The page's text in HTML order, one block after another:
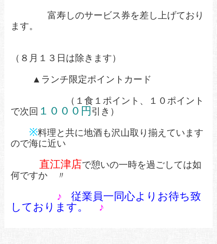
富寿しのサービス券を差し上げており
ます。
（８月１３日は除きます）
▲ランチ限定ポイントカード
（１食１ポイント、１０ポイント
で次回 １０００円 引き）
※料理と共に地酒も沢山取り揃えています
ので海に近い
直江津店で憩いの一時を過ごしては如
何ですか 〃
♪
従業員一同心よりお待ち致
しております。 ♪